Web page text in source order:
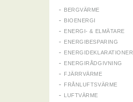
BERGVÄRME
BIOENERGI
ENERGI- & ELMÄTARE
ENERGIBESPARING
ENERGIDEKLARATIONER
ENERGIRÅDGIVNING
FJÄRRVÄRME
FRÅNLUFTSVÄRME
LUFTVÄRME